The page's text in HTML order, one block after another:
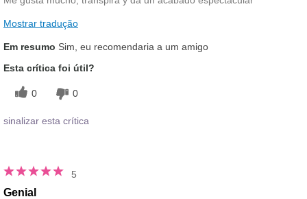
Mostrar tradução
Em resumo Sim, eu recomendaria a um amigo
Esta crítica foi útil?
0 0
sinalizar esta crítica
5
Genial